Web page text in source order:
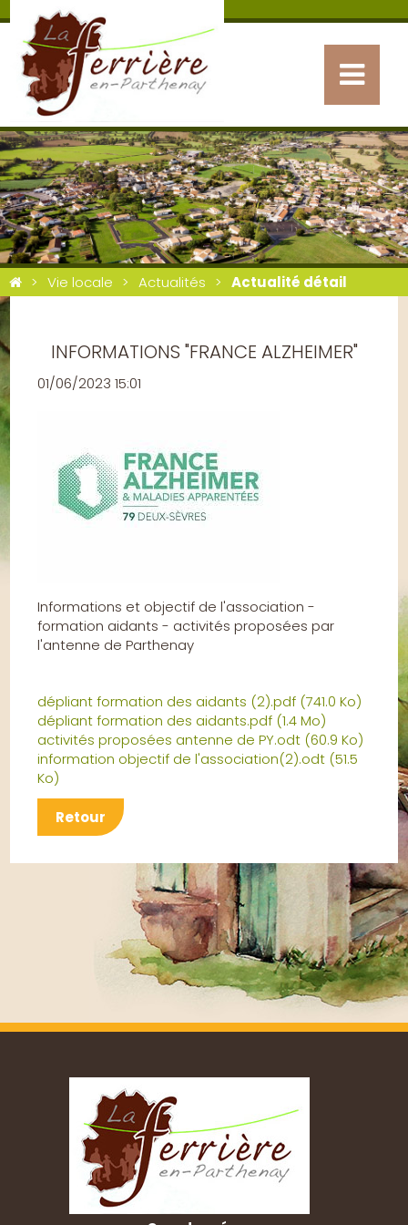
Vie locale Actualités Actualité détail
INFORMATIONS "FRANCE ALZHEIMER"
01/06/2023 15:01
Informations et objectif de l'association -
formation aidants - activités proposées par
l'antenne de Parthenay
dépliant formation des aidants (2).pdf (741.0 Ko)
dépliant formation des aidants.pdf (1.4 Mo)
activités proposées antenne de PY.odt (60.9 Ko)
information objectif de l'association(2).odt (51.5
Ko)
Retour